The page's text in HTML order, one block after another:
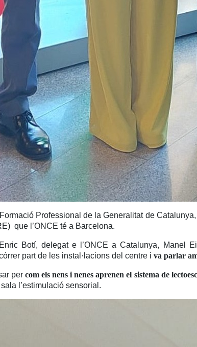
Professional de la Generalitat de Catalunya,
que l’ONCE té a Barcelona.
Enric Botí, delegat e l’ONCE a Catalunya,
Manel
part de les instal·lacions del centre i va parlar
percom els nens i nenes aprenen el sistema de
l’estimulació sensorial.